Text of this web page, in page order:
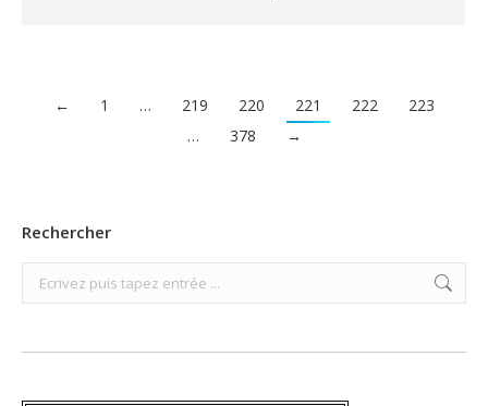
← 1 … 219 220 221 222
223
…
378 →
Rechercher
Search: